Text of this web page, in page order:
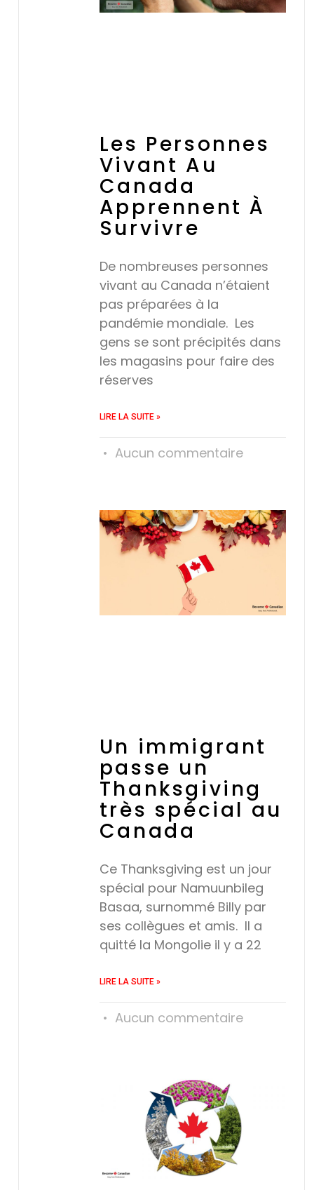
Les Personnes
Vivant Au
Canada
Apprennent À
Survivre
De nombreuses personnes
vivant au Canada n’étaient
pas préparées à la
pandémie mondiale. Les
gens se sont précipités dans
les magasins pour faire des
réserves
LIRE LA SUITE »
Aucun commentaire
Un immigrant
passe un
Thanksgiving
très spécial au
Canada
Ce Thanksgiving est un jour
spécial pour Namuunbileg
Basaa, surnommé Billy par
ses collègues et amis. Il a
quitté la Mongolie il y a 22
LIRE LA SUITE »
Aucun commentaire